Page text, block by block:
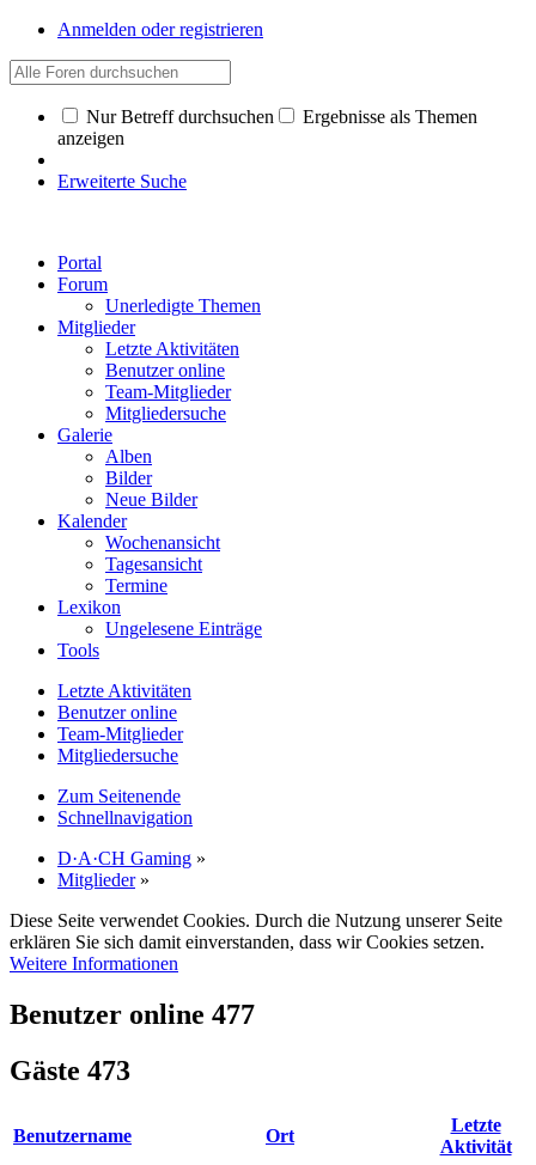
Anmelden oder registrieren
Nur Betreff durchsuchen
Ergebnisse als Themen
anzeigen
Erweiterte Suche
Portal
Forum
Unerledigte Themen
Mitglieder
Letzte Aktivitäten
Benutzer online
Team-Mitglieder
Mitgliedersuche
Galerie
Alben
Bilder
Neue Bilder
Kalender
Wochenansicht
Tagesansicht
Termine
Lexikon
Ungelesene Einträge
Tools
Letzte Aktivitäten
Benutzer online
Team-Mitglieder
Mitgliedersuche
Zum Seitenende
Schnellnavigation
D·A·CH Gaming »
Mitglieder »
Diese Seite verwendet Cookies. Durch die Nutzung unserer Seite
erklären Sie sich damit einverstanden, dass wir Cookies setzen.
Weitere Informationen
Benutzer online 477
Gäste 473
Benutzername Ort
Letzte
Aktivität